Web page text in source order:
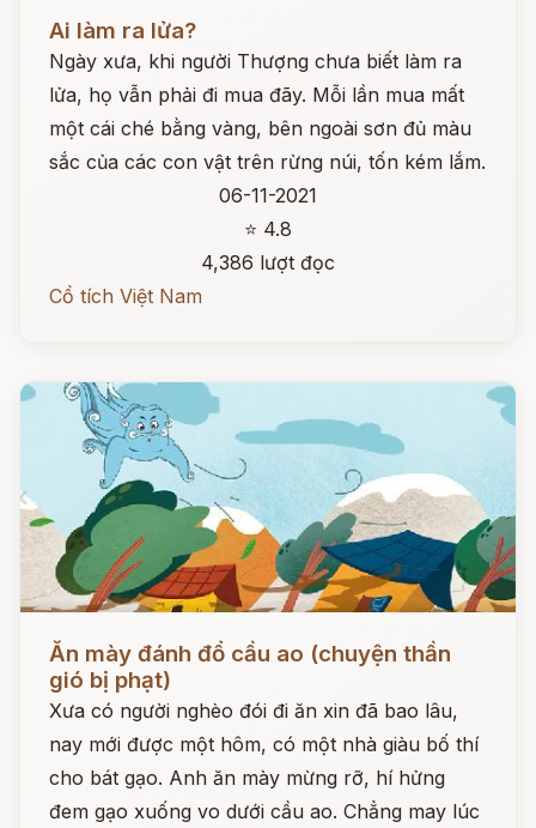
Ai làm ra lửa?
Ngày xưa, khi người Thượng chưa biết làm ra
lửa, họ vẫn phải đi mua đãy. Mỗi lần mua mất
một cái ché bằng vàng, bên ngoài sơn đủ màu
sắc của các con vật trên rừng núi, tốn kém lắm.
06-11-2021
⭐ 4.8
4,386 lượt đọc
Cổ tích Việt Nam
Đọc ngay
Ăn mày đánh đổ cầu ao (chuyện thần
gió bị phạt)
Xưa có người nghèo đói đi ăn xin đã bao lâu,
nay mới được một hôm, có một nhà giàu bố thí
cho bát gạo. Anh ăn mày mừng rỡ, hí hửng
đem gạo xuống vo dưới cầu ao. Chẳng may lúc